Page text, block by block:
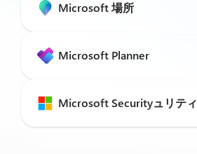
Microsoft 場所
Microsoft Planner
Microsoft Securityュリティ